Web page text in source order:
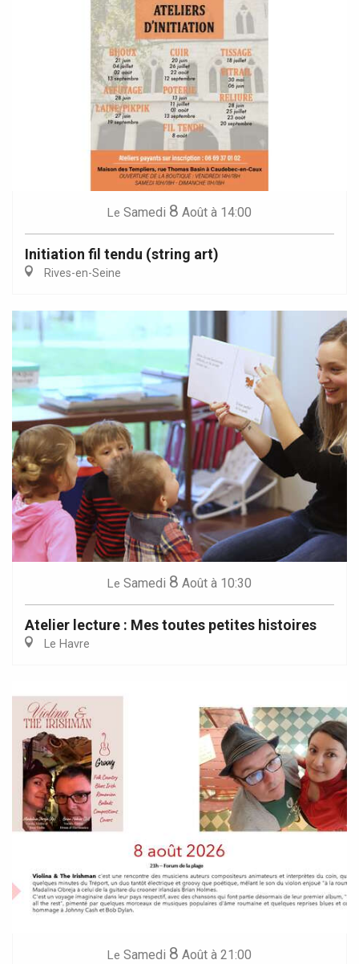
Le Samedi 8 Août à 14:00
Initiation fil tendu (string art)
Rives-en-Seine
Le Samedi 8 Août à 10:30
Atelier lecture : Mes toutes petites histoires
Le Havre
Le Samedi 8 Août à 21:00